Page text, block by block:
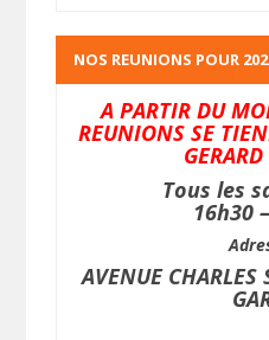
NOS REUNIONS POUR
A PARTIR DU
REUNIONS SE
Tous les
16h30
AVENUE